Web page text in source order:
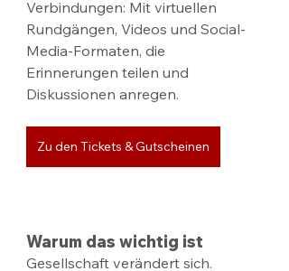
Verbindungen: Mit virtuellen
Rundgängen, Videos und Social-
Media-Formaten, die
Erinnerungen teilen und
Diskussionen anregen.
Zu den Tickets & Gutscheinen
Warum das wichtig ist
Gesellschaft verändert sich.